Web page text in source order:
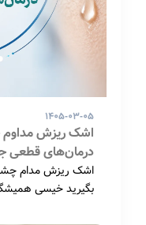
۱۴۰۵-۰۳-۰۵
اشک ریزش مداوم
درمان‌های قطعی
بگیرید خیسی